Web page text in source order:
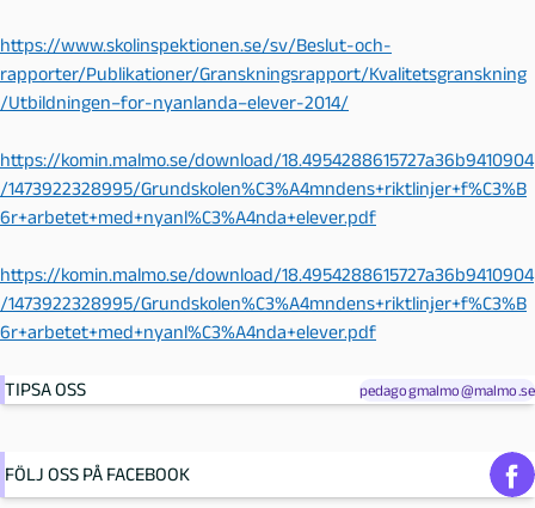
https://www.skolinspektionen.se/sv/Beslut-och-
rapporter/Publikationer/Granskningsrapport/Kvalitetsgranskning
/Utbildningen–for-nyanlanda–elever-2014/
https://komin.malmo.se/download/18.4954288615727a36b9410904
/1473922328995/Grundskolen%C3%A4mndens+riktlinjer+f%C3%B
6r+arbetet+med+nyanl%C3%A4nda+elever.pdf
https://komin.malmo.se/download/18.4954288615727a36b9410904
/1473922328995/Grundskolen%C3%A4mndens+riktlinjer+f%C3%B
6r+arbetet+med+nyanl%C3%A4nda+elever.pdf
TIPSA OSS pedagogmalmo@malmo.se
FÖLJ OSS PÅ FACEBOOK